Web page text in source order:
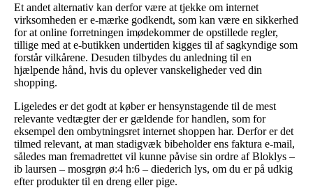
Et andet alternativ kan derfor være at tjekke om internet
virksomheden er e-mærke godkendt, som kan være en sikkerhed
for at online forretningen imødekommer de opstillede regler,
tillige med at e-butikken undertiden kigges til af sagkyndige som
forstår vilkårene. Desuden tilbydes du anledning til en
hjælpende hånd, hvis du oplever vanskeligheder ved din
shopping.
Ligeledes er det godt at køber er hensynstagende til de mest
relevante vedtægter der er gældende for handlen, som for
eksempel den ombytningsret internet shoppen har. Derfor er det
tilmed relevant, at man stadigvæk bibeholder ens faktura e-mail,
således man fremadrettet vil kunne påvise sin ordre af Bloklys –
ib laursen – mosgrøn ø:4 h:6 – diederich lys, om du er på udkig
efter produkter til en dreng eller pige.